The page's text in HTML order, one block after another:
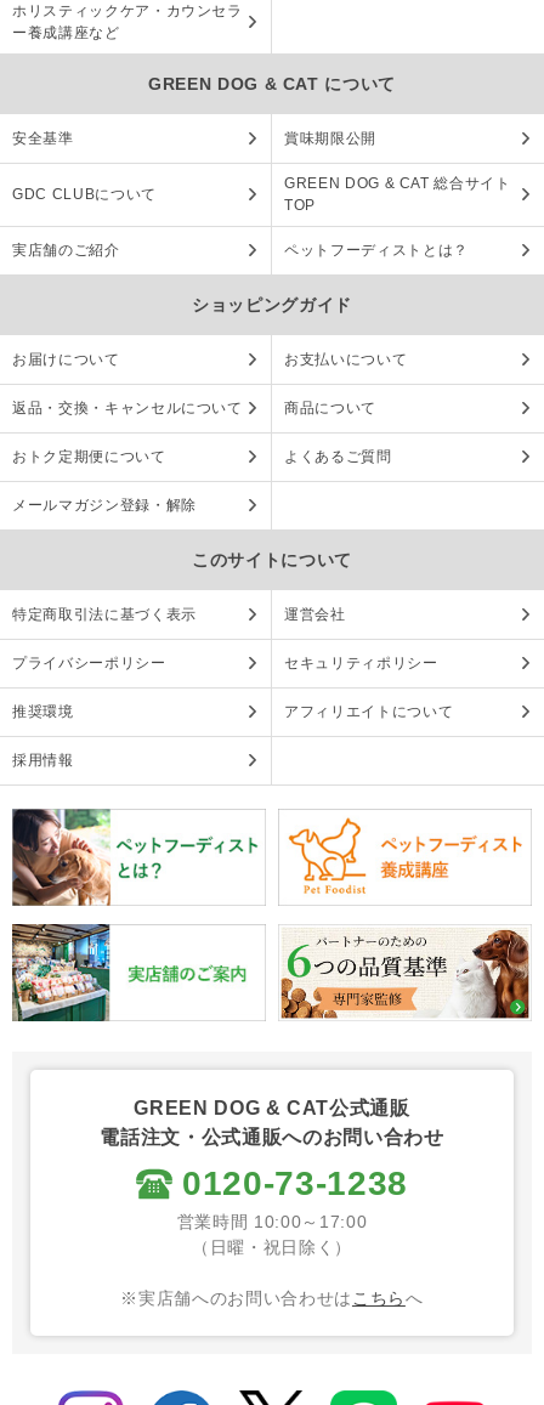
ホリスティックケア・カウンセラ
ー養成講座など
GREEN DOG & CAT について
安全基準 賞味期限公開
GDC CLUBについて
GREEN DOG & CAT 総合サイト
TOP
実店舗のご紹介 ペットフーディストとは？
ショッピングガイド
お届けについて お支払いについて
返品・交換・キャンセルについて 商品について
おトク定期便について よくあるご質問
メールマガジン登録・解除
このサイトについて
特定商取引法に基づく表示 運営会社
プライバシーポリシー セキュリティポリシー
推奨環境 アフィリエイトについて
採用情報
GREEN DOG & CAT公式通販
電話注文・公式通販へのお問い合わせ
0120-73-1238
営業時間 10:00～17:00
（日曜・祝日除く）
※実店舗へのお問い合わせはこちらへ